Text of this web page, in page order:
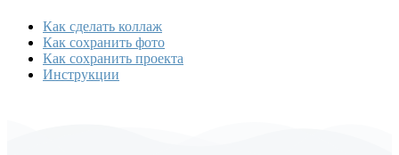
Как сделать коллаж
Как сохранить фото
Как сохранить проекта
Инструкции